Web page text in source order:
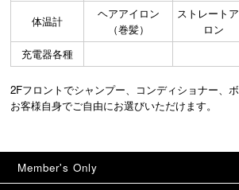
体温計
ヘアアイロン
（巻髪）
ストレート
ロン
充電器各種
2Fフロントでシャンプー、コンディショナー、
お客様自身でご自由にお選びいただけます。
Member's Only